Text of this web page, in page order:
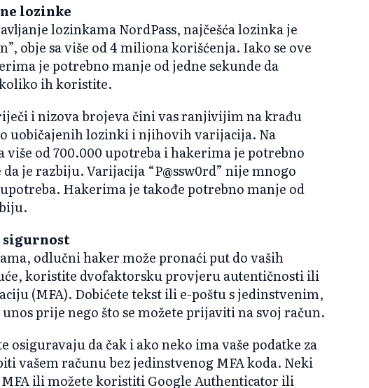
lozinke
lozinkama NordPass, najčešća lozinka je
obje sa više od 4 miliona korišćenja. Iako se ove
je potrebno manje od jedne sekunde da
ih koristite.
i nizova brojeva čini vas ranjivijim na krađu
uobičajenih lozinki i njihovih varijacija. Na
od 700.000 upotreba i hakerima je potrebno
je razbiju. Varijacija “P@ssw0rd” nije mnogo
upotreba. Hakerima je takođe potrebno manje od
sigurnost
odlučni haker može pronaći put do vaših
koristite dvofaktorsku provjeru autentičnosti ili
(MFA). Dobićete tekst ili e-poštu s jedinstvenim,
prije nego što se možete prijaviti na svoj račun.
osiguravaju da čak i ako neko ima vaše podatke za
vašem računu bez jedinstvenog MFA koda. Neki
ili možete koristiti Google Authenticator ili